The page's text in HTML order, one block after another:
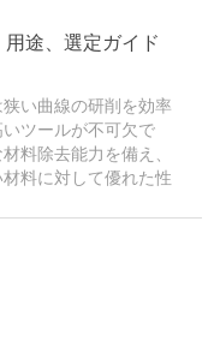
途、選定ガイド
い曲線の研削を効率
ツールが不可欠で
料除去能力を備え、
料に対して優れた性